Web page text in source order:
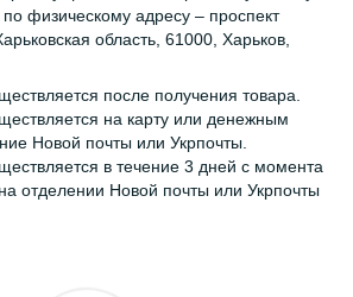
по физическому адресу – проспект
область, 61000, Харьков,
после получения товара.
на карту или денежным
Новой почты или Укрпочты.
в течение 3 дней с момента
отделении Новой почты или Укрпочты